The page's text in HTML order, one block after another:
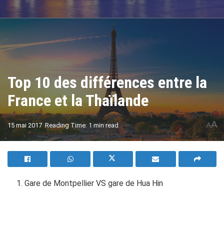
Top 10 des différences entre la
France et la Thaïlande
15 mai 2017 Reading Time: 1 min read AA
Gare de Montpellier VS gare de Hua Hin